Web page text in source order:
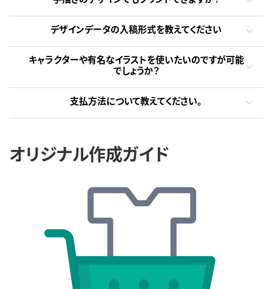
デザインデータの入稿形式を教えてください
キャラクターや有名なイラストを使いたいのですが可能
でしょうか？
支払方法について教えてください。
オリジナル作成ガイド